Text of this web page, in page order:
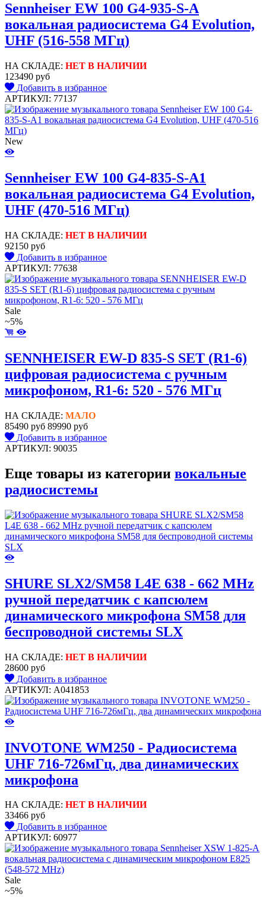
Sennheiser EW 100 G4-935-S-A
вокальная радиосистема G4 Evolution,
UHF (516-558 МГц)
НА СКЛАДЕ: НЕТ В НАЛИЧИИ
123490 руб
Добавить в избранное
АРТИКУЛ: 77137
New
Sennheiser EW 100 G4-835-S-A1
вокальная радиосистема G4 Evolution,
UHF (470-516 МГц)
НА СКЛАДЕ: НЕТ В НАЛИЧИИ
92150 руб
Добавить в избранное
АРТИКУЛ: 77638
Sale
~5%
SENNHEISER EW-D 835-S SET (R1-6)
цифровая радиосистема с ручным
микрофоном, R1-6: 520 - 576 МГц
НА СКЛАДЕ: МАЛО
85490 руб 89990 руб
Добавить в избранное
АРТИКУЛ: 90035
Еще товары из категории вокальные
радиосистемы
SHURE SLX2/SM58 L4E 638 - 662 MHz
ручной передатчик с капсюлем
динамического микрофона SM58 для
беспроводной системы SLX
НА СКЛАДЕ: НЕТ В НАЛИЧИИ
28600 руб
Добавить в избранное
АРТИКУЛ: A041853
INVOTONE WM250 - Радиосистема
UHF 716-726мГц, два динамических
микрофона
НА СКЛАДЕ: НЕТ В НАЛИЧИИ
33466 руб
Добавить в избранное
АРТИКУЛ: 60977
Sale
~5%